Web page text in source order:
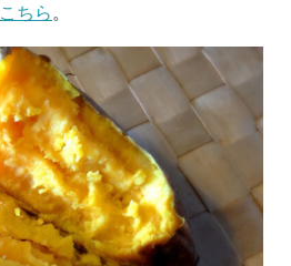
こちら 。